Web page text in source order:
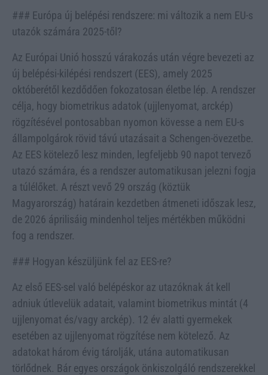
### Európa új belépési rendszere: mi változik a nem EU-s
utazók számára 2025-től?
Az Európai Unió hosszú várakozás után végre bevezeti az
új belépési-kilépési rendszert (EES), amely 2025
októberétől kezdődően fokozatosan életbe lép. A rendszer
célja, hogy biometrikus adatok (ujjlenyomat, arckép)
rögzítésével pontosabban nyomon kövesse a nem EU-s
állampolgárok rövid távú utazásait a Schengen-övezetbe.
Az EES kötelező lesz minden, legfeljebb 90 napot tervező
utazó számára, és a rendszer automatikusan jelezni fogja
a túlélőket. A részt vevő 29 ország (köztük
Magyarország) határain kezdetben átmeneti időszak lesz,
de 2026 áprilisáig mindenhol teljes mértékben működni
fog a rendszer.
### Hogyan készüljünk fel az EES-re?
Az első EES-sel való belépéskor az utazóknak át kell
adniuk útlevelük adatait, valamint biometrikus mintát (4
ujjlenyomat és/vagy arckép). 12 év alatti gyermekek
esetében az ujjlenyomat rögzítése nem kötelező. Az
adatokat három évig tárolják, utána automatikusan
törlődnek. Bár egyes országok önkiszolgáló rendszerekkel